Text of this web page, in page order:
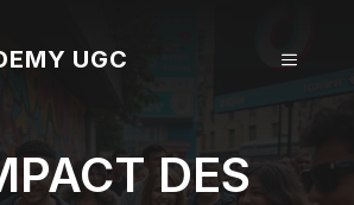
UGC MENU
DES